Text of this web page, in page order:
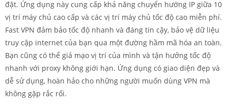
đặt. Ứng dụng này cung cấp khả năng chuyển hướng IP giữa 10
vị trí máy chủ cao cấp và các vị trí máy chủ tốc độ cao miễn phí.
Fast VPN đảm bảo tốc độ nhanh và đáng tin cậy, bảo vệ dữ liệu
truy cập internet của bạn qua một đường hầm mã hóa an toàn.
Bạn cũng có thể giả mạo vị trí của mình và tận hưởng tốc độ
nhanh với proxy không giới hạn. Ứng dụng có giao diện đẹp và
dễ sử dụng, hoàn hảo cho những người muốn dùng VPN mà
không gặp rắc rối.